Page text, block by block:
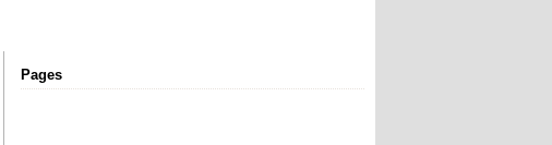
Pages